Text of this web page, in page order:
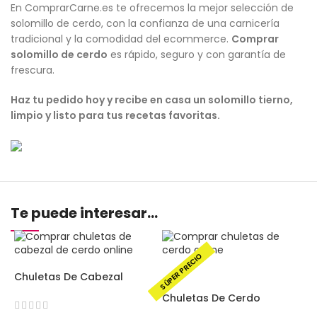
En ComprarCarne.es te ofrecemos la mejor selección de
solomillo de cerdo, con la confianza de una carnicería
tradicional y la comodidad del ecommerce. Comprar
solomillo de cerdo es rápido, seguro y con garantía de
frescura.
Haz tu pedido hoy y recibe en casa un solomillo tierno,
limpio y listo para tus recetas favoritas.
Te puede interesar...
Chuletas De Cabezal SÚPER PRECIO
Chuletas De Cerdo